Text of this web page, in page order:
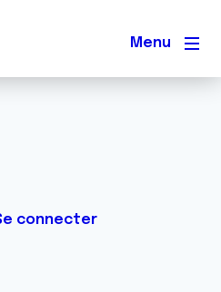
Menu
connecter